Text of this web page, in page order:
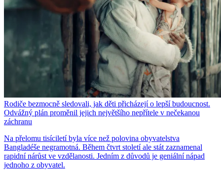
Rodiče bezmocně sledovali, jak děti přicházejí o lepší budoucnost.
Odvážný plán proměnil jejich největšího nepřítele v nečekanou
záchranu
Na přelomu tisíciletí byla více než polovina obyvatelstva
Bangladéše negramotná. Během čtvrt století ale stát zaznamenal
rapidní nárůst ve vzdělanosti. Jedním z důvodů je geniální nápad
jednoho z obyvatel.